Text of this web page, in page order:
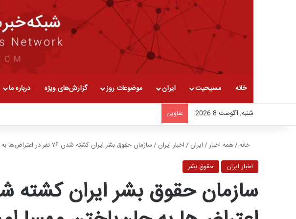
خانه مسیحیت ایران موضوعات روز گزارش‌های ویژه درباره ما
شنبه, آگوست 8 2026 عناوین
خانه/همه اخبار/ایران /اخبار ایران /سازمان حقوق بشر ایران کشته شدن ۷۶ نفر در اعتراض‌ها به جان‌باختن مهسا امینی را تایید کرد
اخبار ایران
حقوق بشر